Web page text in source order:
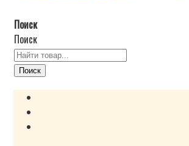
Поиск
Поиск
Поиск